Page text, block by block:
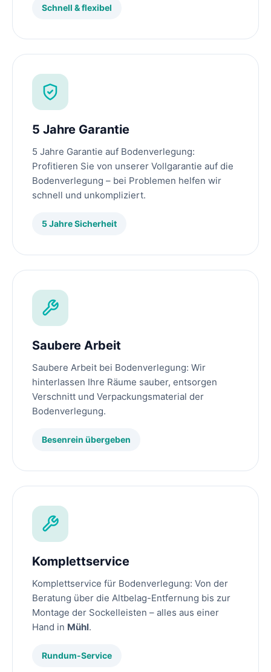
Schnell & flexibel
5 Jahre Garantie
5 Jahre Garantie auf Bodenverlegung:
Profitieren Sie von unserer Vollgarantie auf die
Bodenverlegung – bei Problemen helfen wir
schnell und unkompliziert.
5 Jahre Sicherheit
Saubere Arbeit
Saubere Arbeit bei Bodenverlegung: Wir
hinterlassen Ihre Räume sauber, entsorgen
Verschnitt und Verpackungsmaterial der
Bodenverlegung.
Besenrein übergeben
Komplettservice
Komplettservice für Bodenverlegung: Von der
Beratung über die Altbelag-Entfernung bis zur
Montage der Sockelleisten – alles aus einer
Hand in Mühl.
Rundum-Service